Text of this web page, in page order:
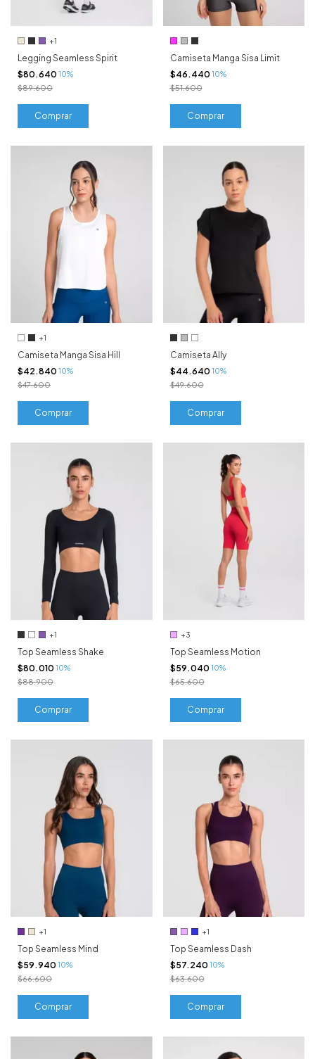
+1
Legging Seamless Spirit
$80.640 10%
$89.600
Comprar
Camiseta Manga Sisa Limit
$46.440 10%
$51.600
Comprar
+1
Camiseta Manga Sisa Hill
$42.840 10%
$47.600
Comprar
Camiseta Ally
$44.640 10%
$49.600
Comprar
+1
Top Seamless Shake
$80.010 10%
$88.900
Comprar
+3
Top Seamless Motion
$59.040 10%
$65.600
Comprar
+1
Top Seamless Mind
$59.940 10%
$66.600
Comprar
+1
Top Seamless Dash
$57.240 10%
$63.600
Comprar